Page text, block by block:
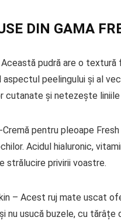
DIN GAMA
Această pudră are o
aspectul peelingului și al
cutanate și netezește
pentru pleoape
Acidul hialuronic,
strălucire privirii voastre.
– Acest ruj mate uscat
nu usucă buzele, cu